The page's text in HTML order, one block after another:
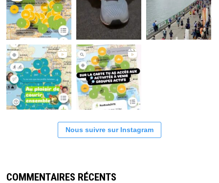
Nous suivre sur Instagram
COMMENTAIRES RÉCENTS